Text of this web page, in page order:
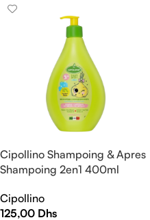
Cipollino Shampoing & Apres
Shampoing 2en1 400ml
Cipollino
125,00 Dhs